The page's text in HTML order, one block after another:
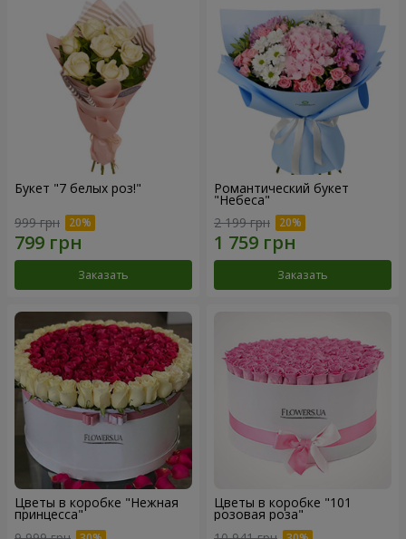
Букет "7 белых роз!"
999 грн
Заказать
Романтический букет
"Небеса"
2 199 грн
Заказать
Цветы в коробке "Нежная
принцесса"
Цветы в коробке "101
розовая роза"